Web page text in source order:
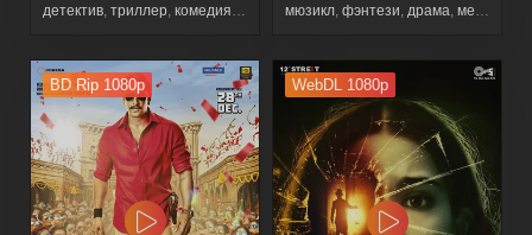
детектив триллер комедия криминалмюзикл фэнтези драма мелодрама
BD Rip 1080p WebDL 1080p